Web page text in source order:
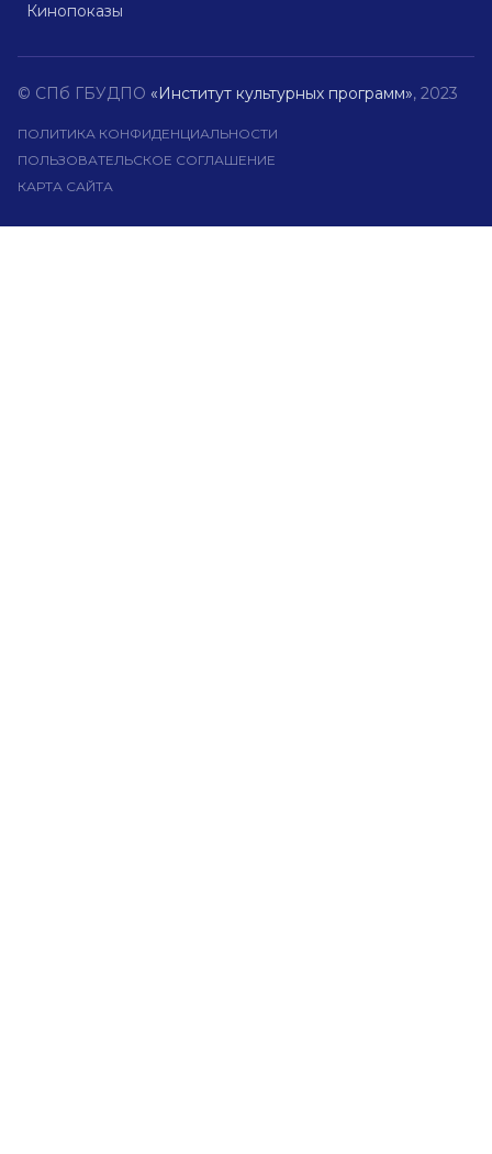
Кинопоказы
© СПб ГБУДПО «Институт культурных программ», 2023
ПОЛИТИКА КОНФИДЕНЦИАЛЬНОСТИ
ПОЛЬЗОВАТЕЛЬСКОЕ СОГЛАШЕНИЕ
КАРТА САЙТА